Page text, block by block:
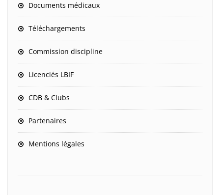
Documents médicaux
Téléchargements
Commission discipline
Licenciés LBIF
CDB & Clubs
Partenaires
Mentions légales